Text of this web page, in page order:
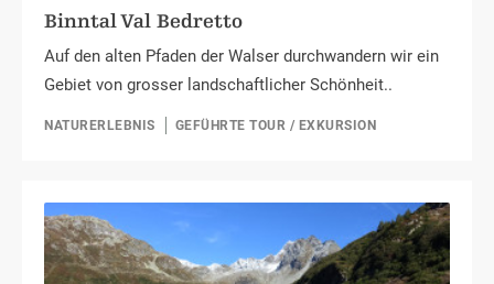
Binntal Val Bedretto
Auf den alten Pfaden der Walser durchwandern wir ein
Gebiet von grosser landschaftlicher Schönheit..
NATURERLEBNIS GEFÜHRTE TOUR / EXKURSION